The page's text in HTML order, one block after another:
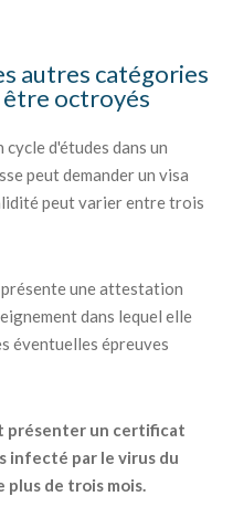
autres catégories
être octroyés
d'études dans un
peut demander un visa
peut varier entre trois
une attestation
dans lequel elle
éventuelles épreuves
présenter un certificat
infecté par le virus du
plus de trois mois.